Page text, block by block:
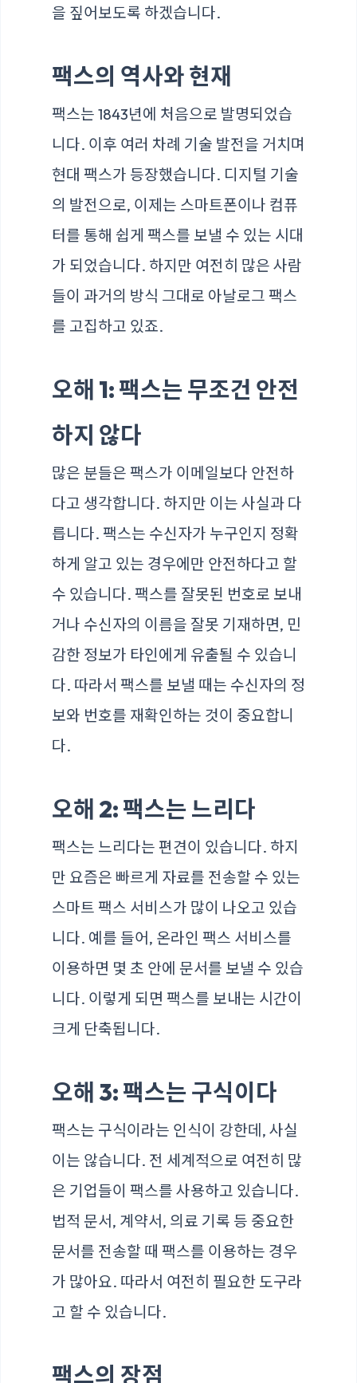
을 짚어보도록 하겠습니다.
팩스의 역사와 현재
팩스는 1843년에 처음으로 발명되었습
니다. 이후 여러 차례 기술 발전을 거치며
현대 팩스가 등장했습니다. 디지털 기술
의 발전으로, 이제는 스마트폰이나 컴퓨
터를 통해 쉽게 팩스를 보낼 수 있는 시대
가 되었습니다. 하지만 여전히 많은 사람
들이 과거의 방식 그대로 아날로그 팩스
를 고집하고 있죠.
오해 1: 팩스는 무조건 안전
하지 않다
많은 분들은 팩스가 이메일보다 안전하
다고 생각합니다. 하지만 이는 사실과 다
릅니다. 팩스는 수신자가 누구인지 정확
하게 알고 있는 경우에만 안전하다고 할
수 있습니다. 팩스를 잘못된 번호로 보내
거나 수신자의 이름을 잘못 기재하면, 민
감한 정보가 타인에게 유출될 수 있습니
다. 따라서 팩스를 보낼 때는 수신자의 정
보와 번호를 재확인하는 것이 중요합니
다.
오해 2: 팩스는 느리다
팩스는 느리다는 편견이 있습니다. 하지
만 요즘은 빠르게 자료를 전송할 수 있는
스마트 팩스 서비스가 많이 나오고 있습
니다. 예를 들어, 온라인 팩스 서비스를
이용하면 몇 초 안에 문서를 보낼 수 있습
니다. 이렇게 되면 팩스를 보내는 시간이
크게 단축됩니다.
오해 3: 팩스는 구식이다
팩스는 구식이라는 인식이 강한데, 사실
이는 않습니다. 전 세계적으로 여전히 많
은 기업들이 팩스를 사용하고 있습니다.
법적 문서, 계약서, 의료 기록 등 중요한
문서를 전송할 때 팩스를 이용하는 경우
가 많아요. 따라서 여전히 필요한 도구라
고 할 수 있습니다.
팩스의 장점